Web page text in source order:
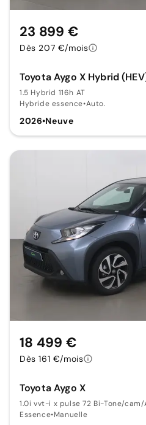
Toyota Aygo X Hybrid
1.5 Hybrid 116h AT
Hybride essence•Auto.
2026•Neuve
23 899 €
Dès 207 €/mois
Toyota Aygo X
1.0i vvt-i x pulse 72 Bi-Tone/cam/
Essence•Manuelle
18 499 €
Dès 161 €/mois